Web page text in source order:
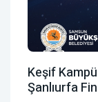
Keşif
Şanlıurfa